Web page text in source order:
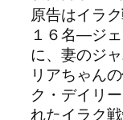
原告はイラ
１６名―ジ
に、妻のジ
リアちゃん
ク・デイリ
れたイラク